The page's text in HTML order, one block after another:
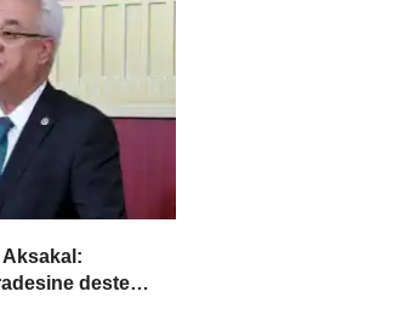
Aksakal:
destek